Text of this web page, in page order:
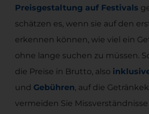
Preisgestaltung auf Festivals
schätzen es, wenn sie auf den
erkennen können, wie viel ein
ohne lange suchen zu müssen.
die Preise in Brutto, also
und Gebühren, auf die
vermeiden Sie